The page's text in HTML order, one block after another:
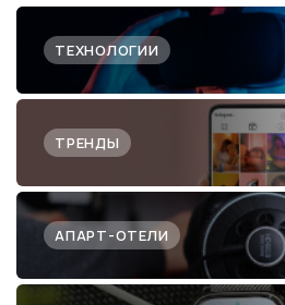
ТЕХНОЛОГИИ
ТРЕНДЫ
АПАРТ-ОТЕЛИ